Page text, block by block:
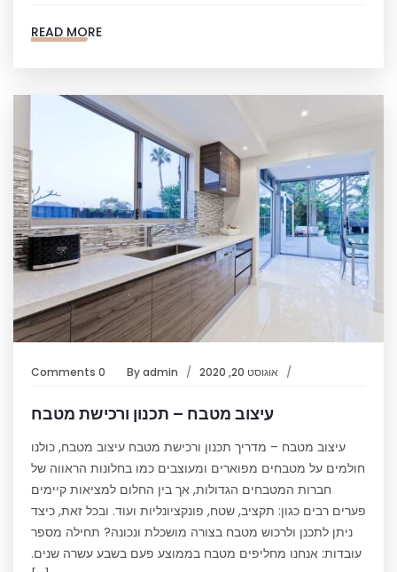
READ MORE
אוגוסט 20, 2020 Byadmin
0 Comments
עיצוב מטבח – תכנון ורכישת מטבח
עיצוב מטבח – מדריך תכנון ורכישת מטבח עיצוב מטבח, כולנו
חולמים על מטבחים מפוארים ומעוצבים כמו בחלונות הראווה של
חברות המטבחים הגדולות, אך בין החלום למציאות קיימים
פערים רבים כגון: תקציב, שטח, פונקציונליות ועוד. ובכל זאת, כיצד
ניתן לתכנן ולרכוש מטבח בצורה מושכלת ונכונה? תחילה מספר
עובדות: אנחנו מחליפים מטבח בממוצע פעם בשבע עשרה שנים.